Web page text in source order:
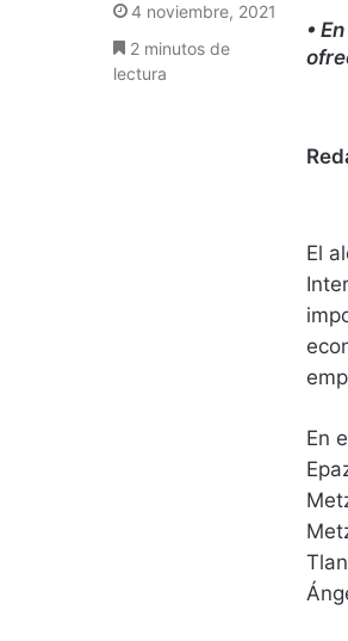
•
El
En
4 noviembre, 2021
2 minutos de
lectura